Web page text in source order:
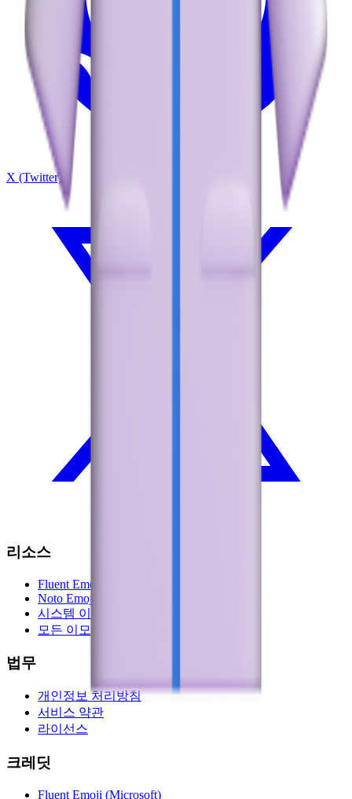
X (Twitter)
리소스
Fluent Emoji
Noto Emoji
시스템 이모지
모든 이모지
법무
개인정보 처리방침
서비스 약관
라이선스
크레딧
Fluent Emoji (Microsoft)